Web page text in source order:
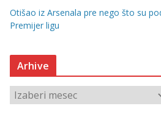
Otišao iz Arsenala pre nego što su
Premijer ligu
Arhive
r